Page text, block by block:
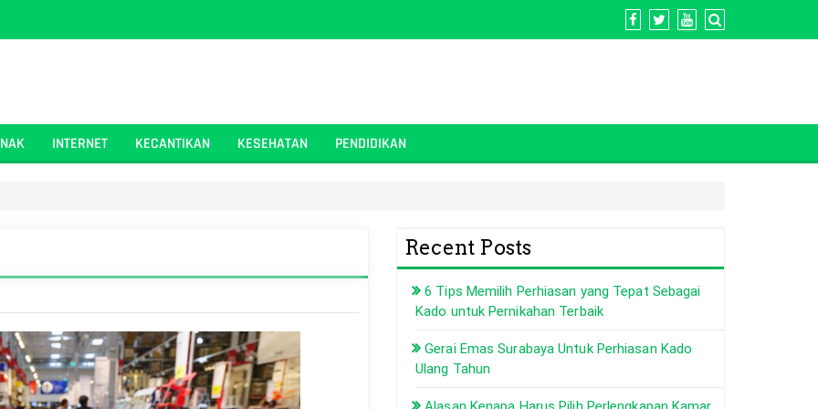
INTERNET KECANTIKAN KESEHATAN PENDIDIKAN
Recent Posts
6 Tips Memilih Perhiasan yang Tepat Sebagai
Kado untuk Pernikahan Terbaik
Gerai Emas Surabaya Untuk Perhiasan Kado
Ulang Tahun